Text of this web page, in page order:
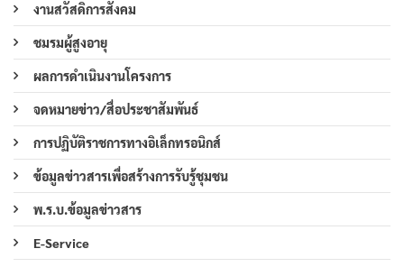
งานสวัสดิการสังคม
ชมรมผู้สูงอายุ
ผลการดำเนินงานโครงการ
จดหมายข่าว/สื่อประชาสัมพันธ์
การปฏิบัติราชการทางอิเล็กทรอนิกส์
ข้อมูลข่าวสารเพื่อสร้างการรับรู้ชุมชน
พ.ร.บ.ข้อมูลข่าวสาร
E-Service